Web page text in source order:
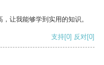
让我能够学到实用的知识。
支持[0] 反对[0]